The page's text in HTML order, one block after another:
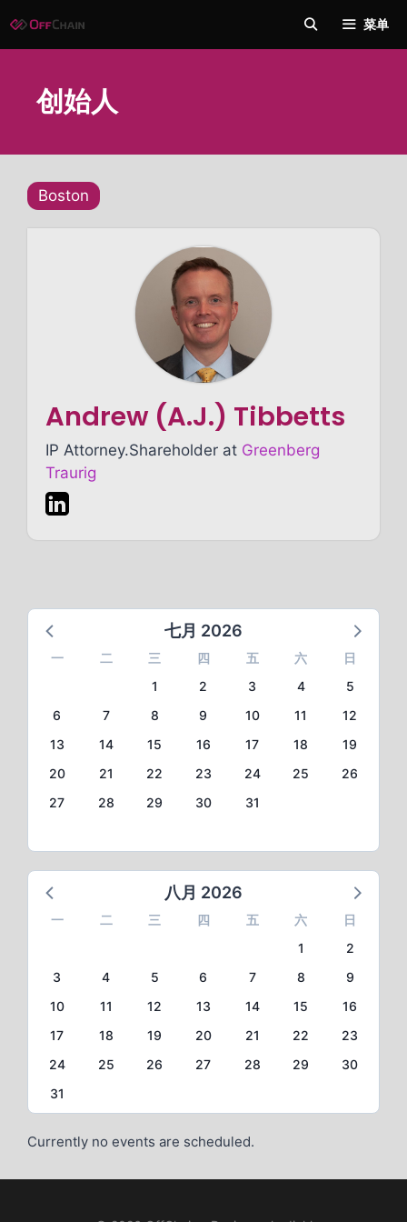
至
菜单
创始人
Boston
Andrew (A.J.) Tibbetts
IP Attorney.Shareholder at Greenberg
Traurig
七月 2026
一 二 三 四 五 六
日
1
2 3 4
5
6
7 8 9 10 11
12
13
14 15 16 17 18
19
20
21 22 23 24 25
26
27
28 29 30 31
八月 2026
一 二 三 四 五 六
日
1
2
3
4 5 6 7 8
9
10
11 12 13 14 15
16
17
18 19 20 21 22
23
24
25 26 27 28 29
30
31
Currently no events are scheduled.